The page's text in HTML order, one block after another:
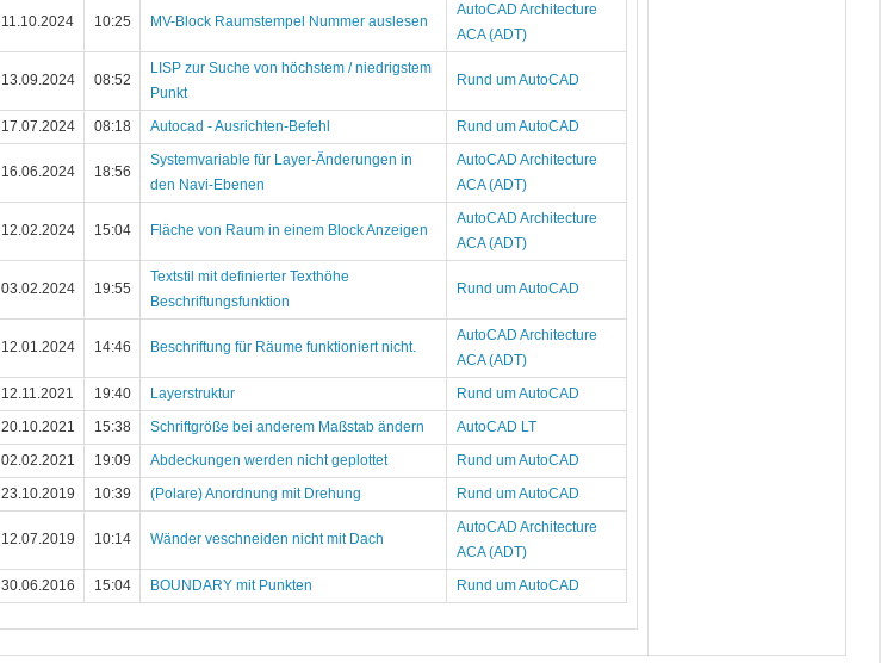
11.10.2024 10:25 MV-Block Raumstempel Nummer auslesen
AutoCAD Architecture
ACA (ADT)
13.09.2024 08:52
LISP zur Suche von höchstem / niedrigstem
Punkt
Rund um AutoCAD
17.07.2024 08:18 Autocad - Ausrichten-Befehl Rund um AutoCAD
16.06.2024 18:56
Systemvariable für Layer-Änderungen in
den Navi-Ebenen
AutoCAD Architecture
ACA (ADT)
12.02.2024 15:04 Fläche von Raum in einem Block Anzeigen
AutoCAD Architecture
ACA (ADT)
03.02.2024 19:55
Textstil mit definierter Texthöhe
Beschriftungsfunktion
Rund um AutoCAD
12.01.2024 14:46 Beschriftung für Räume funktioniert nicht.
AutoCAD Architecture
ACA (ADT)
12.11.2021
19:40 Layerstruktur
Rund um AutoCAD
20.10.2021
15:38 Schriftgröße bei anderem Maßstab ändern
AutoCAD LT
02.02.2021
19:09 Abdeckungen werden nicht geplottet
Rund um AutoCAD
23.10.2019
10:39 (Polare) Anordnung mit Drehung Rund um AutoCAD
12.07.2019 10:14 Wänder veschneiden nicht mit Dach
AutoCAD Architecture
ACA (ADT)
30.06.2016
15:04 BOUNDARY mit Punkten Rund um AutoCAD